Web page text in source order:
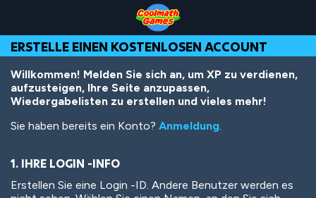
Top
of
Page
Navigation
Main
Content
Footer
Inhalt
ERSTELLE EINEN KOSTENLOSEN ACCOUNT
Willkommen! Melden Sie sich an, um XP zu verdienen,
aufzusteigen, Ihre Seite anzupassen,
Wiedergabelisten zu erstellen und vieles mehr!
Sie haben bereits ein Konto? Anmeldung.
1. IHRE LOGIN -INFO
Erstellen Sie eine Login -ID. Andere Benutzer werden es